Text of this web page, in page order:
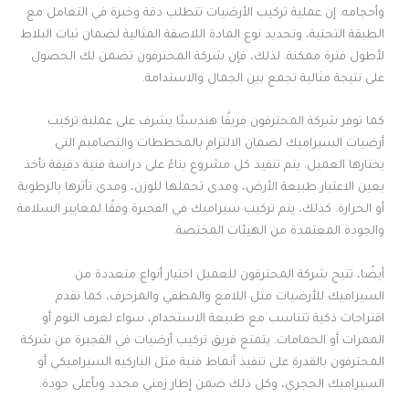
وأحجامه. إن عملية تركيب الأرضيات تتطلب دقة وخبرة في التعامل مع
الطبقة التحتية، وتحديد نوع المادة اللاصقة المثالية لضمان ثبات البلاط
لأطول فترة ممكنة. لذلك، فإن شركة المحترفون تضمن لك الحصول
على نتيجة مثالية تجمع بين الجمال والاستدامة.
كما توفر شركة المحترفون فريقًا هندسيًا يشرف على عملية تركيب
أرضيات السيراميك لضمان الالتزام بالمخططات والتصاميم التي
يختارها العميل. يتم تنفيذ كل مشروع بناءً على دراسة فنية دقيقة تأخذ
بعين الاعتبار طبيعة الأرض، ومدى تحملها للوزن، ومدى تأثرها بالرطوبة
أو الحرارة. كذلك، يتم تركيب سيراميك في الفجيرة وفقًا لمعايير السلامة
والجودة المعتمدة من الهيئات المختصة.
أيضًا، تتيح شركة المحترفون للعميل اختيار أنواع متعددة من
السيراميك للأرضيات مثل اللامع والمطفي والمزخرف، كما تقدم
اقتراحات ذكية تتناسب مع طبيعة الاستخدام، سواء لغرف النوم أو
الممرات أو الحمامات. يتمتع فريق تركيب أرضيات في الفجيرة من شركة
المحترفون بالقدرة على تنفيذ أنماط فنية مثل الباركيه السيراميكي أو
السيراميك الحجري، وكل ذلك ضمن إطار زمني محدد وبأعلى جودة.